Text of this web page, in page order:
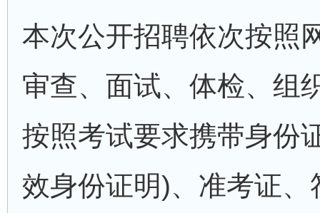
本次公开招聘依次按照
审查、面试、体检、组
按照考试要求携带身份
效身份证明)、准考证